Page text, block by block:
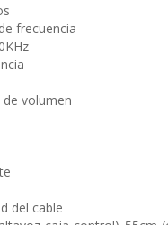
frecuencia
volumen
del cable